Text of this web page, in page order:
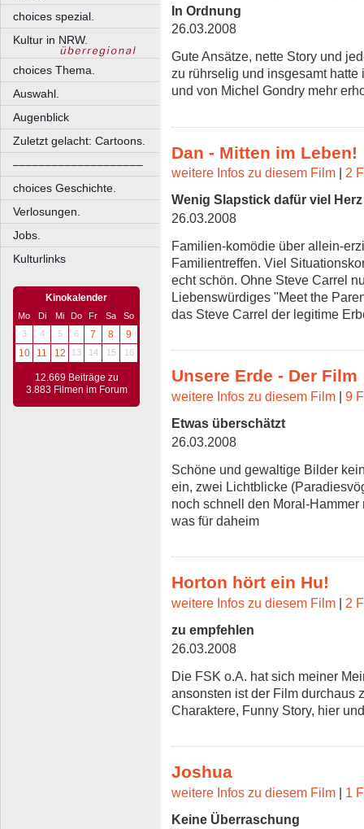
choices spezial.
Kultur in NRW.
choices Thema.
Auswahl.
Augenblick
Zuletzt gelacht: Cartoons.
––––––––––––––––––––
choices Geschichte.
Verlosungen.
Jobs.
Kulturlinks
Kinokalender
Mo Di Mi Do Fr Sa
So
3
4 5 6 7 8
9
10
11 12 13 14 15 16
12.669 Beiträge zu
3.883 Filmen im Forum
In Ordnung
26.03.2008
Gute Ansätze, nette Story und
zu rührselig und insgesamt
und von Michel Gondry mehr
Dan - Mitten im Leben!
weitere Infos zu diesem Film | 2
Wenig Slapstick dafür viel Herz
26.03.2008
Familien-komödie über allein-
Familientreffen. Viel
echt schön. Ohne Steve Carrel
Liebenswürdiges "Meet the
das Steve Carrel der legitime
Unsere Erde - Der Film
weitere Infos zu diesem Film | 9
Etwas überschätzt
26.03.2008
Schöne und gewaltige Bilder
ein, zwei Lichtblicke
noch schnell den Moral-
was für daheim
Horton hört ein Hu!
weitere Infos zu diesem Film | 2
zu empfehlen
26.03.2008
Die FSK o.A. hat sich meiner
ansonsten ist der Film durchaus
Charaktere, Funny Story, hier
Joshua
weitere Infos zu diesem Film | 1
Keine Überraschung